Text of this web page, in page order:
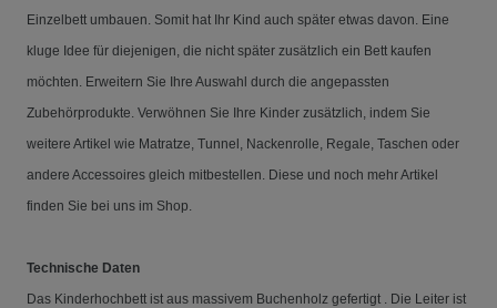
Einzelbett umbauen. Somit hat Ihr Kind auch später etwas davon. Eine
kluge Idee für diejenigen, die nicht später zusätzlich ein Bett kaufen
möchten. Erweitern Sie Ihre Auswahl durch die angepassten
Zubehörprodukte. Verwöhnen Sie Ihre Kinder zusätzlich, indem Sie
weitere Artikel wie Matratze, Tunnel, Nackenrolle, Regale, Taschen oder
andere Accessoires gleich mitbestellen. Diese und noch mehr Artikel
finden Sie bei uns im Shop.
Technische Daten
Das Kinderhochbett ist aus massivem Buchenholz gefertigt . Die Leiter ist